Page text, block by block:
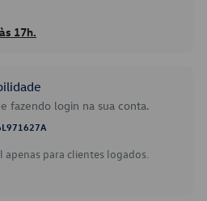
17h.
fazendo login na sua conta.
para clientes logados.